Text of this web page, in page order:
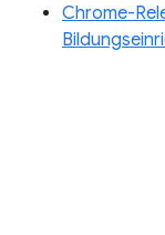
Chrome-